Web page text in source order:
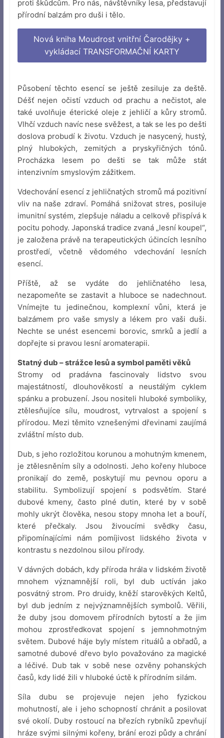
proti škůdcům. Pro nás, návštěvníky lesa, představují
přírodní balzám pro duši i tělo.
Nová kniha Moudrost vnitřní Čarodějky +
vykládací TRANSFORMAČNÍ KARTY
Působení těchto esencí se ještě zesiluje za deště.
Déšť nejen očistí vzduch od prachu a nečistot, ale
také uvolňuje éterické oleje z jehličí a kůry stromů.
Vlhčí vzduch navíc nese svěžest, a tak se les po dešti
doslova probudí k životu. Vzduch je nasycený, hustý,
plný hlubokých, zemitých a pryskyřičných tónů.
Procházka lesem po dešti se tak může stát
intenzivním smyslovým zážitkem.
Vdechování esencí z jehličnatých stromů má pozitivní
vliv na naše zdraví. Pomáhá snižovat stres, posiluje
imunitní systém, zlepšuje náladu a celkově přispívá k
pocitu pohody. Japonská tradice zvaná „lesní koupel“,
je založena právě na terapeutických účincích lesního
prostředí, včetně vědomého vdechování lesních
esencí.
Příště, až se vydáte do jehličnatého lesa,
nezapomeňte se zastavit a hluboce se nadechnout.
Vnímejte tu jedinečnou, komplexní vůni, která je
balzámem pro vaše smysly a lékem pro vaši duši.
Nechte se unést esencemi borovic, smrků a jedlí a
dopřejte si pravou lesní aromaterapii.
Statný dub – strážce lesů a symbol paměti věků
Stromy od pradávna fascinovaly lidstvo svou
majestátností, dlouhověkostí a neustálým cyklem
spánku a probuzení. Jsou nositeli hluboké symboliky,
ztělesňujíce sílu, moudrost, vytrvalost a spojení s
přírodou. Mezi těmito vznešenými dřevinami zaujímá
zvláštní místo dub.
Dub, s jeho rozložitou korunou a mohutným kmenem,
je ztělesněním síly a odolnosti. Jeho kořeny hluboce
pronikají do země, poskytují mu pevnou oporu a
stabilitu. Symbolizují spojení s podsvětím. Staré
dubové kmeny, často plné dutin, které by v sobě
mohly ukrýt člověka, nesou stopy mnoha let a bouří,
které přečkaly. Jsou živoucími svědky času,
připomínajícími nám pomíjivost lidského života v
kontrastu s nezdolnou silou přírody.
V dávných dobách, kdy příroda hrála v lidském životě
mnohem významnější roli, byl dub uctíván jako
posvátný strom. Pro druidy, kněží starověkých Keltů,
byl dub jedním z nejvýznamnějších symbolů. Věřili,
že duby jsou domovem přírodních bytostí a že jim
mohou zprostředkovat spojení s jemnohmotným
světem. Dubové háje byly místem rituálů a obřadů, a
samotné dubové dřevo bylo považováno za magické
a léčivé. Dub tak v sobě nese ozvěny pohanských
časů, kdy lidé žili v hluboké úctě k přírodním silám.
Síla dubu se projevuje nejen jeho fyzickou
mohutností, ale i jeho schopností chránit a posilovat
své okolí. Duby rostoucí na březích rybníků zpevňují
hráze svými silnými kořeny, brání erozi půdy a chrání